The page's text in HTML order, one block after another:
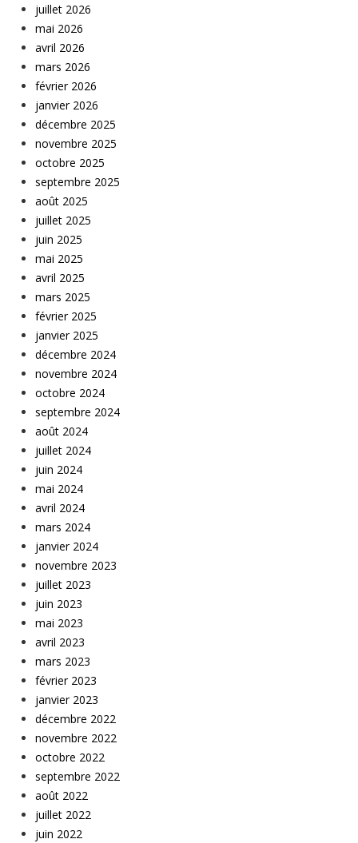
juillet 2026
mai 2026
avril 2026
mars 2026
février 2026
janvier 2026
décembre 2025
novembre 2025
octobre 2025
septembre 2025
août 2025
juillet 2025
juin 2025
mai 2025
avril 2025
mars 2025
février 2025
janvier 2025
décembre 2024
novembre 2024
octobre 2024
septembre 2024
août 2024
juillet 2024
juin 2024
mai 2024
avril 2024
mars 2024
janvier 2024
novembre 2023
juillet 2023
juin 2023
mai 2023
avril 2023
mars 2023
février 2023
janvier 2023
décembre 2022
novembre 2022
octobre 2022
septembre 2022
août 2022
juillet 2022
juin 2022